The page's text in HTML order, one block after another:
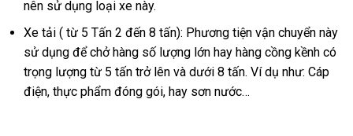
nên sử dụng loại xe này.
Xe tải ( từ 5 Tấn 2 đến 8 tấn): Phương tiện vận chuyển này
sử dụng để chở hàng số lượng lớn hay hàng cồng kềnh có
trọng lượng từ 5 tấn trở lên và dưới 8 tấn. Ví dụ như: Cáp
điện, thực phẩm đóng gói, hay sơn nước…